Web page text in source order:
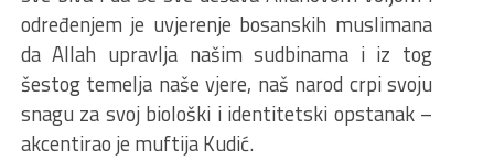
određenjem je uvjerenje bosanskih muslimana
da Allah upravlja našim sudbinama i iz tog
šestog temelja naše vjere, naš narod crpi svoju
snagu za svoj biološki i identitetski opstanak –
akcentirao je muftija Kudić.